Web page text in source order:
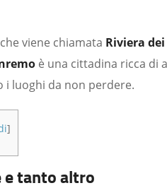
viene chiamata Riviera
è una cittadina ricca di
i luoghi da non perdere.
]
e tanto altro